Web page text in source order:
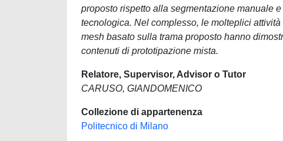
proposto rispetto alla segmentazione manuale
tecnologica. Nel complesso, le molteplici
mesh basato sulla trama proposto hanno
contenuti di prototipazione mista.
Relatore, Supervisor, Advisor o Tutor
CARUSO, GIANDOMENICO
Collezione di appartenenza
Politecnico di Milano